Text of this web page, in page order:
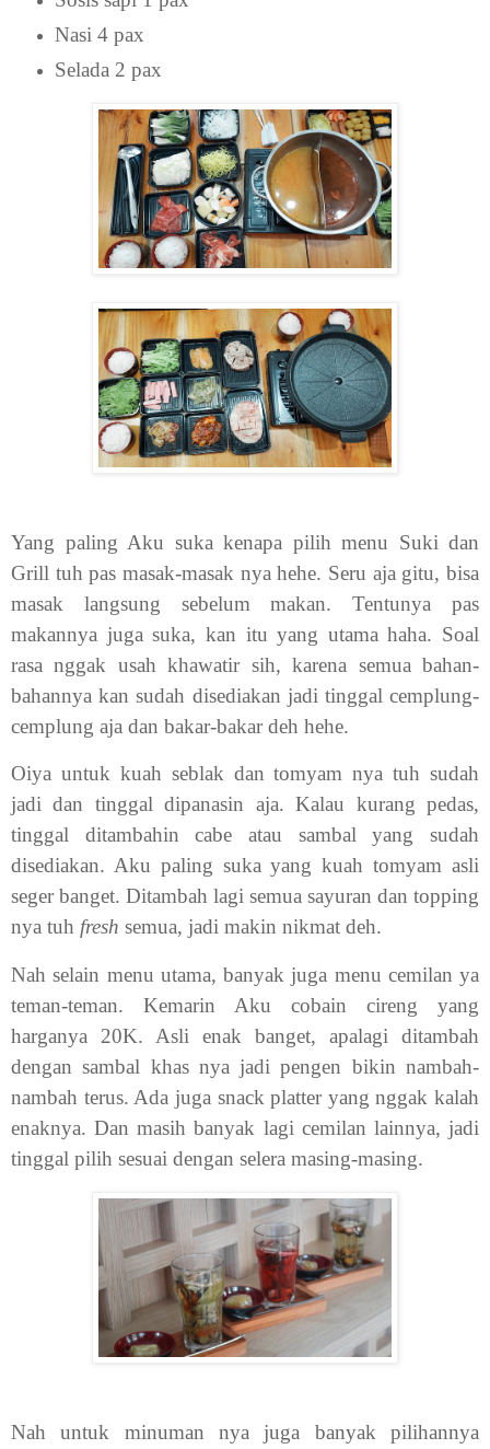
Nasi 4 pax
Selada 2 pax
Yang paling Aku suka kenapa pilih menu Suki dan
Grill tuh pas masak-masak nya hehe. Seru aja gitu, bisa
masak langsung sebelum makan. Tentunya pas
makannya juga suka, kan itu yang utama haha. Soal
rasa nggak usah khawatir sih, karena semua bahan-
bahannya kan sudah disediakan jadi tinggal cemplung-
cemplung aja dan bakar-bakar deh hehe.
Oiya untuk kuah seblak dan tomyam nya tuh sudah
jadi dan tinggal dipanasin aja. Kalau kurang pedas,
tinggal ditambahin cabe atau sambal yang sudah
disediakan. Aku paling suka yang kuah tomyam asli
seger banget. Ditambah lagi semua sayuran dan topping
nya tuh fresh semua, jadi makin nikmat deh.
Nah selain menu utama, banyak juga menu cemilan ya
teman-teman. Kemarin Aku cobain cireng yang
harganya 20K. Asli enak banget, apalagi ditambah
dengan sambal khas nya jadi pengen bikin nambah-
nambah terus. Ada juga snack platter yang nggak kalah
enaknya. Dan masih banyak lagi cemilan lainnya, jadi
tinggal pilih sesuai dengan selera masing-masing.
Nah untuk minuman nya juga banyak pilihannya